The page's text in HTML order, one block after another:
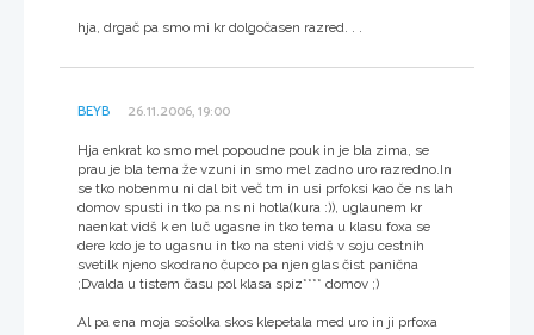
hja, drgač pa smo mi kr dolgočasen razred. . .
BEYB 26.11.2006, 19:00
Hja enkrat ko smo mel popoudne pouk in je bla zima, se
prau je bla tema že vzuni in smo mel zadno uro razredno.In
se tko nobenmu ni dal bit več tm in usi prfoksi kao če ns lah
domov spusti in tko pa ns ni hotla(kura :)), uglaunem kr
naenkat vidš k en luč ugasne in tko tema u klasu foxa se
dere kdo je to ugasnu in tko na steni vidš v soju cestnih
svetilk njeno skodrano čupco pa njen glas čist panična
;Dvalda u tistem času pol klasa spiz**** domov ;)
Al pa ena moja sošolka skos klepetala med uro in ji prfoxa